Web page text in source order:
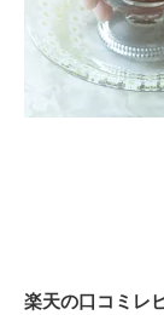
楽天の口コミレ